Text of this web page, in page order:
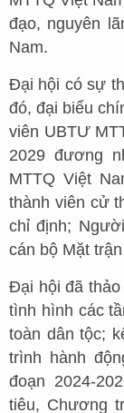
đạo, nguyên
Nam.
Đại hội có sự
đó, đại biểu
viên UBTƯ
2029 đương
MTTQ Việt
thành viên cử
chỉ định;
cán bộ Mặt
Đại hội đã thảo
tình hình các
toàn dân tộc;
trình hành
đoạn 2024-
tiêu, Chương